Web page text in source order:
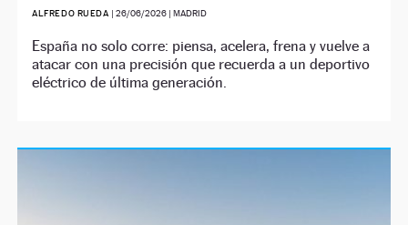
ALFREDO RUEDA | 26/06/2026| MADRID
España no solo corre: piensa, acelera, frena y vuelve a
atacar con una precisión que recuerda a un deportivo
eléctrico de última generación.